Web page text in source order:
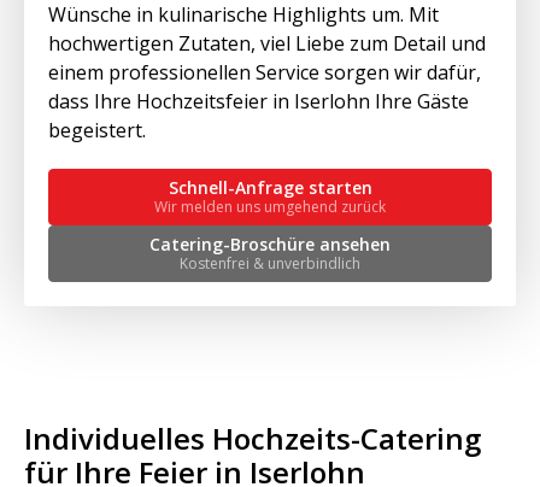
Wünsche in kulinarische Highlights um. Mit
hochwertigen Zutaten, viel Liebe zum Detail und
einem professionellen Service sorgen wir dafür,
dass Ihre Hochzeitsfeier in Iserlohn Ihre Gäste
begeistert.
Schnell-Anfrage starten
Wir melden uns umgehend zurück
Catering-Broschüre ansehen
Kostenfrei & unverbindlich
Individuelles Hochzeits-Catering
für Ihre Feier in Iserlohn